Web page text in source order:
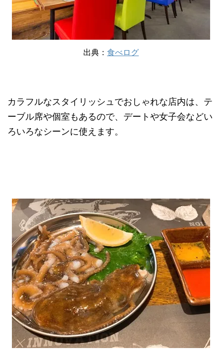
出典： 食べログ
カラフルなスタイリッシュでおしゃれな店内は、テ
ーブル席や個室もあるので、デートや女子会などい
ろいろなシーンに使えます。